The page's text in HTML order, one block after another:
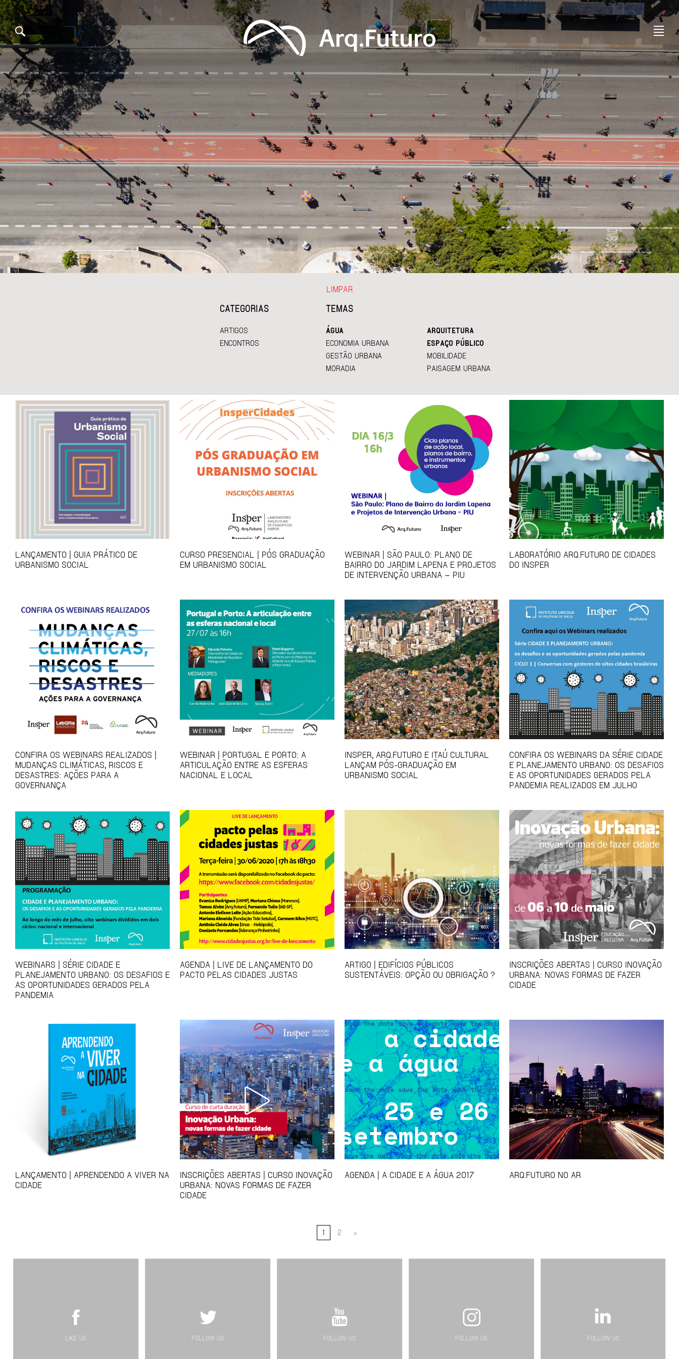
CATEGORIAS
ARTIGOS
ENCONTROS
TEMAS
ÁGUA
ARQUITETURA
ECONOMIA URBANA
ESPAÇO PÚBLICO
GESTÃO URBANA
MOBILIDADE
MORADIA
PAISAGEM URBANA
LIMPAR
LANÇAMENTO | GUIA PRÁTICO DE
URBANISMO SOCIAL
CURSO PRESENCIAL | PÓS GRADUAÇÃO
EM URBANISMO SOCIAL
WEBINAR | SÃO PAULO: PLANO DE
BAIRRO DO JARDIM LAPENA E PROJETOS
DE INTERVENÇÃO URBANA – PIU
LABORATÓRIO ARQ.FUTURO DE CIDADES
DO INSPER
CONFIRA OS WEBINARS REALIZADOS |
MUDANÇAS CLIMÁTICAS, RISCOS E
DESASTRES: AÇÕES PARA A
GOVERNANÇA
WEBINAR | PORTUGAL E PORTO: A
ARTICULAÇÃO ENTRE AS ESFERAS
NACIONAL E LOCAL
INSPER, ARQ.FUTURO E ITAÚ CULTURAL
LANÇAM PÓS-GRADUAÇÃO EM
URBANISMO SOCIAL
CONFIRA OS WEBINARS DA SÉRIE CIDADE
E PLANEJAMENTO URBANO: OS DESAFIOS
E AS OPORTUNIDADES GERADOS PELA
PANDEMIA REALIZADOS EM JULHO
WEBINARS | SÉRIE CIDADE E
PLANEJAMENTO URBANO: OS DESAFIOS E
AS OPORTUNIDADES GERADOS PELA
PANDEMIA
AGENDA | LIVE DE LANÇAMENTO DO
PACTO PELAS CIDADES JUSTAS
ARTIGO | EDIFÍCIOS PÚBLICOS
SUSTENTÁVEIS: OPÇÃO OU OBRIGAÇÃO ?
INSCRIÇÕES ABERTAS | CURSO INOVAÇÃO
URBANA: NOVAS FORMAS DE FAZER
CIDADE
LANÇAMENTO | APRENDENDO A VIVER NA
CIDADE
INSCRIÇÕES ABERTAS | CURSO INOVAÇÃO
URBANA: NOVAS FORMAS DE FAZER
CIDADE
AGENDA | A CIDADE E A ÁGUA 2017 ARQ.FUTURO NO AR
1 2 >
LIKE US FOLLOW US FOLLOW US FOLLOW US FOLLOW US